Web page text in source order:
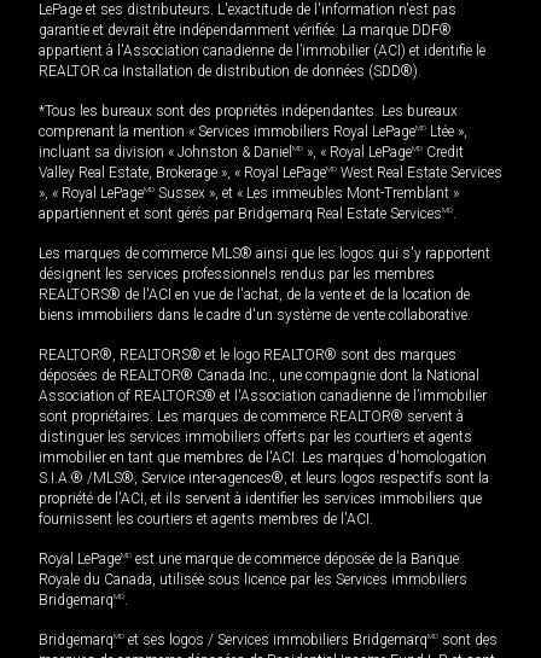
LePage et ses distributeurs. L'exactitude de l'information n'est pas
garantie et devrait être indépendamment vérifiée. La marque DDF®
appartient à l'Association canadienne de l’immobilier (ACI) et identifie le
REALTOR.ca Installation de distribution de données (SDD®).
*Tous les bureaux sont des propriétés indépendantes. Les bureaux
comprenant la mention « Services immobiliers Royal LePageMD Ltée »,
incluant sa division « Johnston & Daniel MD », « Royal LePageMD Credit
Valley Real Estate, Brokerage », « Royal LePageMD West Real Estate Services
», « Royal LePageMD Sussex », et « Les immeubles Mont-Tremblant »
appartiennent et sont gérés par Bridgemarq Real Estate ServicesMD.
Les marques de commerce MLS® ainsi que les logos qui s'y rapportent
désignent les services professionnels rendus par les membres
REALTORS® de l'ACI en vue de l'achat, de la vente et de la location de
biens immobiliers dans le cadre d'un système de vente collaborative.
REALTOR®, REALTORS® et le logo REALTOR® sont des marques
déposées de REALTOR® Canada Inc., une compagnie dont la National
Association of REALTORS® et l'Association canadienne de l’immobilier
sont propriétaires. Les marques de commerce REALTOR® servent à
distinguer les services immobiliers offerts par les courtiers et agents
immobilier en tant que membres de l'ACI. Les marques d'homologation
S.I.A.® /MLS®, Service inter-agences®, et leurs logos respectifs sont la
propriété de l'ACI, et ils servent à identifier les services immobiliers que
fournissent les courtiers et agents membres de l'ACI.
Royal LePageMD est une marque de commerce déposée de la Banque
Royale du Canada, utilisée sous licence par les Services immobiliers
BridgemarqMD.
BridgemarqMD et ses logos / Services immobiliers BridgemarqMD sont des